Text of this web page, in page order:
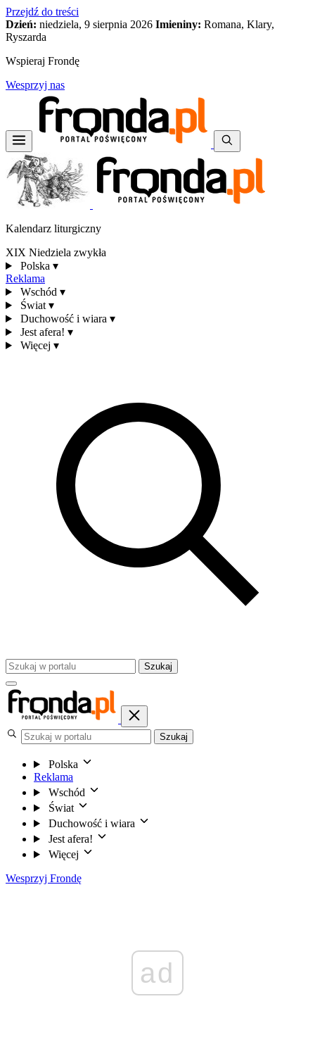
Przejdź do treści
Dzień: niedziela, 9 sierpnia 2026 Imieniny: Romana, Klary,
Ryszarda
Wspieraj Frondę
Wesprzyj nas
Kalendarz liturgiczny
XIX Niedziela zwykła
Polska ▾
Reklama
Wschód ▾
Świat ▾
Duchowość i wiara ▾
Jest afera! ▾
Więcej ▾
Szukaj
Szukaj
Polska
Reklama
Wschód
Świat
Duchowość i wiara
Jest afera!
Więcej
Wesprzyj Frondę
ad